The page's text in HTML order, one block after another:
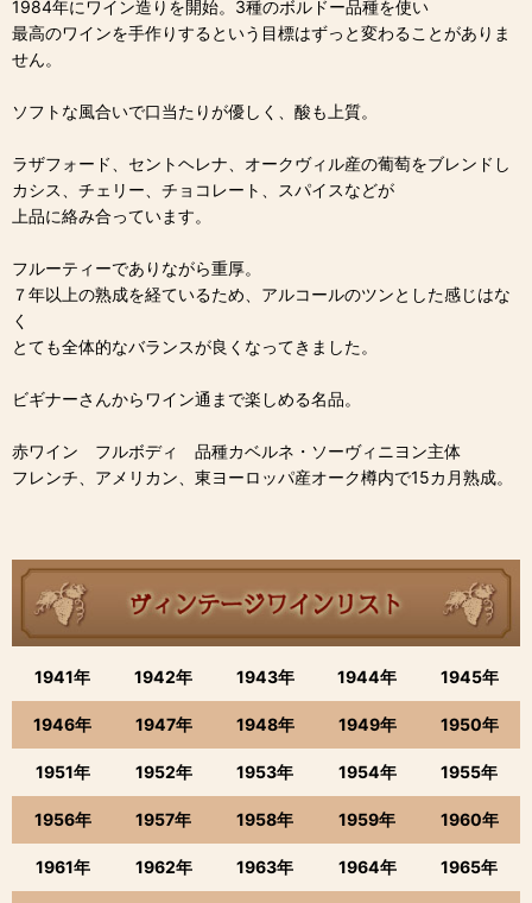
1984年にワイン造りを開始。3種のボルドー品種を使い
最高のワインを手作りするという目標はずっと変わることがありま
せん。
ソフトな風合いで口当たりが優しく、酸も上質。
ラザフォード、セントヘレナ、オークヴィル産の葡萄をブレンドし
カシス、チェリー、チョコレート、スパイスなどが
上品に絡み合っています。
フルーティーでありながら重厚。
７年以上の熟成を経ているため、アルコールのツンとした感じはな
く
とても全体的なバランスが良くなってきました。
ビギナーさんからワイン通まで楽しめる名品。
赤ワイン フルボディ 品種カベルネ・ソーヴィニヨン主体
フレンチ、アメリカン、東ヨーロッパ産オーク樽内で15カ月熟成。
1941年 1942年 1943年 1944年 1945年
1946年 1947年 1948年 1949年 1950年
1951年 1952年 1953年 1954年 1955年
1956年 1957年 1958年 1959年 1960年
1961年 1962年 1963年 1964年 1965年